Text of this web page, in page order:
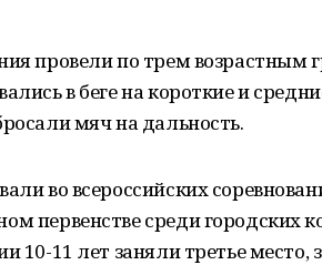
провели по трем возрастным
в беге на короткие и
мяч на дальность.
во всероссийских
первенстве среди городских
10-11 лет заняли третье место,